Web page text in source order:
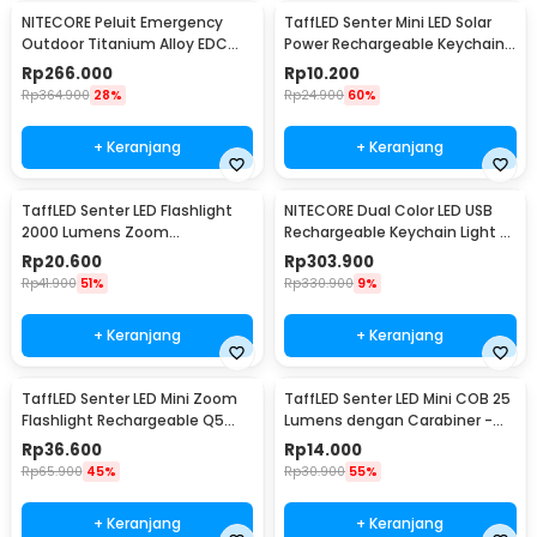
diambil. thanks jacknot, sori reviewnya kepanjangan..... sukses
NITECORE Peluit Emergency
Outdoor Titanium Alloy EDC
Survival 120dB - NWS10
Rp266.000
Rp364.900 28%
+ Keranjang
TaffLED Senter Mini LED Solar
Power Rechargeable Keychain
3 LED 0.8W - XY
Rp10.200
Rp24.900 60%
+ Keranjang
TaffLED Senter LED Flashlight
2000 Lumens Zoom
Waterproof - Pocketman P1
Rp20.600
Rp41.900 51%
+ Keranjang
NITECORE Dual Color LED USB
Rechargeable Keychain Light -
THUMB
Rp303.900
Rp330.900 9%
+ Keranjang
TaffLED Senter LED Mini Zoom
Flashlight Rechargeable Q5
2000 Lumens
Rp36.600
Rp65.900 45%
+ Keranjang
TaffLED Senter LED Mini COB 25
Lumens dengan Carabiner -
BM-9402
Rp14.000
Rp30.900 55%
+ Keranjang